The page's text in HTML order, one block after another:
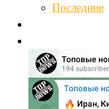
Последние